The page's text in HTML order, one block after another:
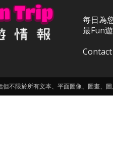
每日為
最Fun遊
Contact
不限於所有文本、平面圖像、圖畫、